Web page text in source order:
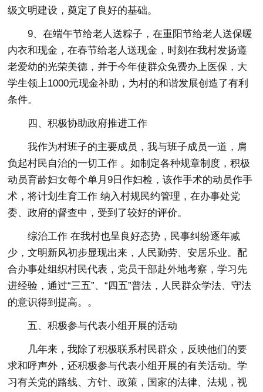
级文明建设，奠定了良好的基础。
9、在端午节给老人送粽子，在重阳节给老人送保暖
内衣和现金，在春节给老人送现金，时刻在我村发扬遵
老爱幼的光荣美德，并于今年使群众免费办上医保，大
学生领上1000元现金补助，为村的和谐发展创造了有利
条件。
四、积极协助政府推进工作
我作为村班子的主要成员，我与班子成员一道，肩
负起村民自治的一切工作 。如制定各种规章制度，积极
动员育龄妇女每个单月9日作妇检，该作手术的动员作手
术，将计划生育工作 纳入村规民约管理，在办事处党
委、政府的督查中，受到了较好的评价。
综治工作 在我村也呈良好态势，民事纠纷逐年减
少，文明新风初步显现出来，人民勤劳、安居乐业。配
合办事处组织村民代表，党员干部赴外地考察，学习先
进经验，通过“三五”、“四五”普法，人民群众学法、守法
的意识得到提高。。
五、积极参与代表小组开展的活动
几年来，我除了积极联系村民群众，反映他们的要
求和呼声外，还积极参与代表小组开展的有关活动。学
习有关党的路线、方针、政策，国家的法律、法规，视